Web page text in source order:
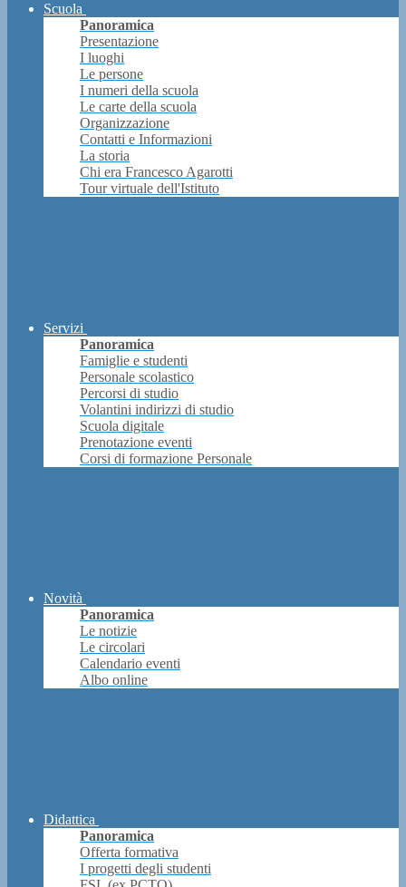
Scuola
Panoramica
Presentazione
I luoghi
Le persone
I numeri della scuola
Le carte della scuola
Organizzazione
Contatti e Informazioni
La storia
Chi era Francesco Agarotti
Tour virtuale dell'Istituto
Servizi
Panoramica
Famiglie e studenti
Personale scolastico
Percorsi di studio
Volantini indirizzi di studio
Scuola digitale
Prenotazione eventi
Corsi di formazione Personale
Novità
Panoramica
Le notizie
Le circolari
Calendario eventi
Albo online
Didattica
Panoramica
Offerta formativa
I progetti degli studenti